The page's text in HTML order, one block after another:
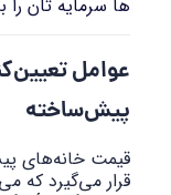
ها سرمایه تان را
عوامل
پیش‌ساخته
قیمت خانه‌های
قرار می‌گیرد که